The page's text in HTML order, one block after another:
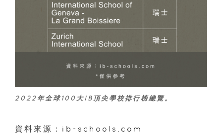
2022年全球100大IB頂尖學校排行榜總覽。
資料來源： ib-schools.com